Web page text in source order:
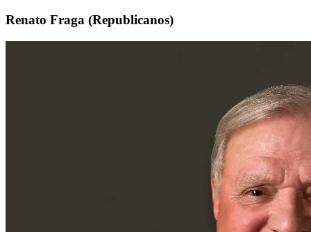
Renato Fraga (Republicanos)